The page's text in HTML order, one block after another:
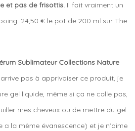
et pas de frisottis. Il fait vraiment un
24,50 € le pot de 200 ml sur The
Sublimateur Collections Nature
pas à apprivoiser ce produit, je
gel liquide, même si ça ne colle pas,
mes cheveux ou de mettre du gel
la même évanescence) et je n’aime